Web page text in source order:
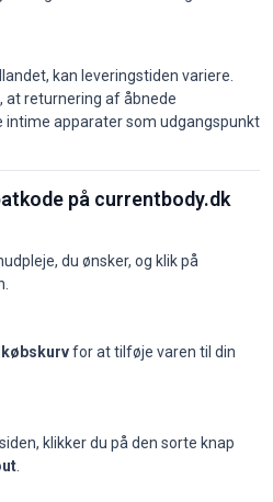
kan leveringstiden variere.
returnering af åbnede
intime apparater som udgangspunkt
på currentbody.dk
du ønsker, og klik på
for at tilføje varen til din
klikker du på den sorte knap